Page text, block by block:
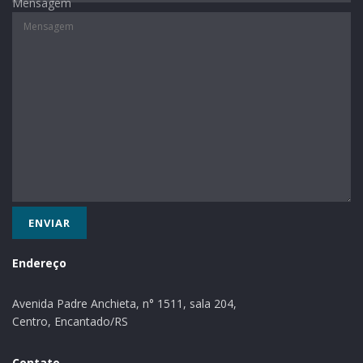
Endereço
Avenida Padre Anchieta, n° 1511, sala 204,
Centro, Encantado/RS